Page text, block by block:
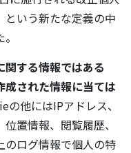
いう新たな定義の中
関する情報ではある
された情報に当ては
の他にはIPアドレス、
置情報、閲覧履歴、
のログ情報で個人の特